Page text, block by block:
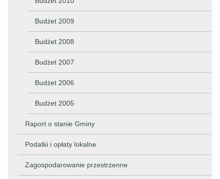
Budżet 2009
Budżet 2008
Budżet 2007
Budżet 2006
Budżet 2005
Raport o stanie Gminy
Podatki i opłaty lokalne
Zagospodarowanie przestrzenne